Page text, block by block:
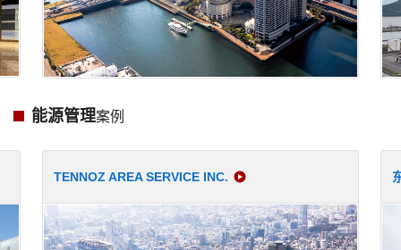
能源管理案例
TENNOZ AREA SERVICE INC.